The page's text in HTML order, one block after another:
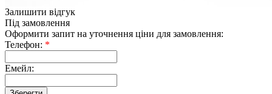
Залишити відгук
Під замовлення
Оформити запит на уточнення ціни для замовлення:
Телефон: *
Емейл: